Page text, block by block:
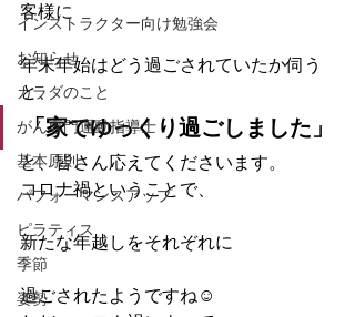
インストラクター向け勉強会
お知らせ
カラダのこと
がん専門運動指導士
基本原則
パフォーマンスアップ
ピラティス
季節
姿勢
客様に
年末年始はどう過ごされていたか伺う
と、
「家でゆっくり過ごしました」
と、皆さん応えてくださいます。
コロナ禍ということで、
新たな年越しをそれぞれに
過ごされたようですね☺️